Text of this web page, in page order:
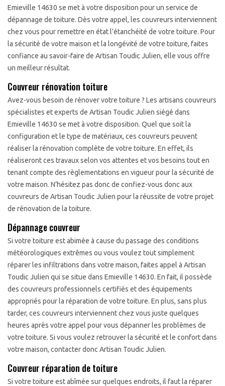
Emieville 14630 se met à votre disposition pour un service de
dépannage de toiture. Dès votre appel, les couvreurs interviennent
chez vous pour remettre en état l’étanchéité de votre toiture. Pour
la sécurité de votre maison et la longévité de votre toiture, faites
confiance au savoir-faire de Artisan Toudic Julien, elle vous offre
un meilleur résultat.
Couvreur rénovation toiture
Avez-vous besoin de rénover votre toiture ? Les artisans couvreurs
spécialistes et experts de Artisan Toudic Julien siégé dans
Emieville 14630 se met à votre disposition. Quel que soit la
configuration et le type de matériaux, ces couvreurs peuvent
réaliser la rénovation complète de votre toiture. En effet, ils
réaliseront ces travaux selon vos attentes et vos besoins tout en
tenant compte des règlementations en vigueur pour la sécurité de
votre maison. N’hésitez pas donc de confiez-vous donc aux
couvreurs de Artisan Toudic Julien pour la réussite de votre projet
de rénovation de la toiture.
Dépannage couvreur
Si votre toiture est abimée à cause du passage des conditions
météorologiques extrêmes ou vous voulez tout simplement
réparer les infiltrations dans votre maison, faites appel à Artisan
Toudic Julien qui se situe dans Emieville 14630. En fait, il possède
des couvreurs professionnels certifiés et des équipements
appropriés pour la réparation de votre toiture. En plus, sans plus
tarder, ces couvreurs interviennent chez vous juste quelques
heures après votre appel pour vous dépanner les problèmes de
votre toiture. Si vous voulez retrouver la sécurité et le confort dans
votre maison, contacter donc Artisan Toudic Julien.
Couvreur réparation de toiture
Si votre toiture est abîmée sur quelques endroits, il faut la réparer